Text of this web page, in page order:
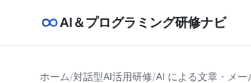
AI＆プログラミング研修ナビ
ホーム/対話型AI活用研修/AI による文章・メー